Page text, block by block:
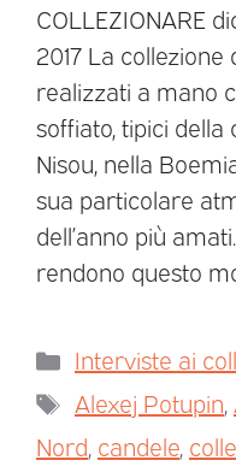
COLLEZIONARE
2017 La
realizzati a mano
soffiato, tipici
Nisou, nella
sua particolare
dell’anno più
rendono questo
Interviste ai
Alexej Potupin
Nord candele